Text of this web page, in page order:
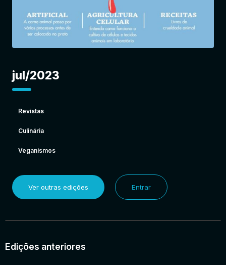
jul/2023
Revistas
Culinária
Veganismos
Ver outras edições Entrar
Edições anteriores